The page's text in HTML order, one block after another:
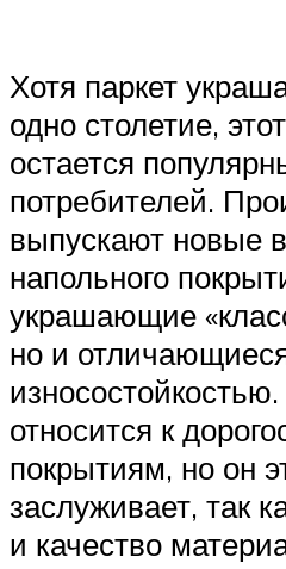
Хотя паркет
одно столетие,
остается
потребителей.
выпускают новые
напольного
украшающие
но и
относится к
покрытиям, но он
заслуживает, так
и качество